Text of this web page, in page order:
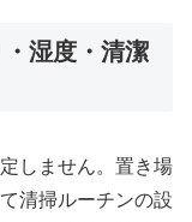
湿度・清潔
しません。置き場
清掃ルーチンの設